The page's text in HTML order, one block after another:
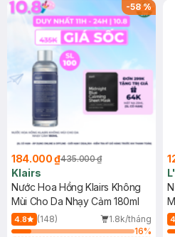
-58%
184.000 ₫435.000 ₫
Klairs
Nước Hoa Hồng Klairs Không
Mùi Cho Da Nhạy Cảm 180ml
4.8 (148)
1.8k/tháng
16%